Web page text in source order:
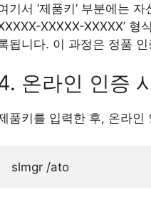
기서 ‘제품키’ 부분에는
XXXXX-XXXXX’
됩니다. 이 과정은 정품
온라인 인증
품키를 입력한 후, 온라인